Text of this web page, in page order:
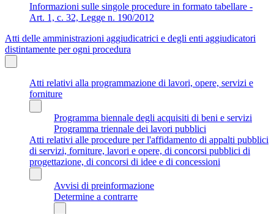
Informazioni sulle singole procedure in formato tabellare -
Art. 1, c. 32, Legge n. 190/2012
Atti delle amministrazioni aggiudicatrici e degli enti aggiudicatori
distintamente per ogni procedura
Atti relativi alla programmazione di lavori, opere, servizi e
forniture
Programma biennale degli acquisiti di beni e servizi
Programma triennale dei lavori pubblici
Atti relativi alle procedure per l'affidamento di appalti pubblici
di servizi, forniture, lavori e opere, di concorsi pubblici di
progettazione, di concorsi di idee e di concessioni
Avvisi di preinformazione
Determine a contrarre